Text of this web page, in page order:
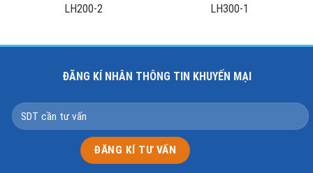
LH200-2
LH300-1
ĐĂNG KÍ NHÂN THÔNG TIN KHUYẾN MẠI